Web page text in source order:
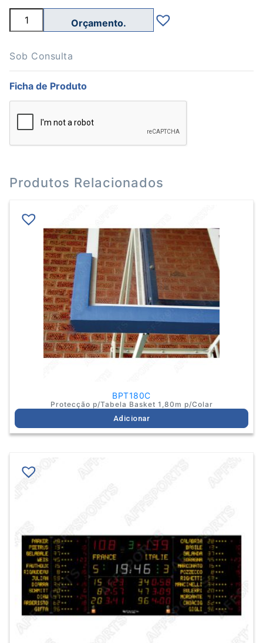
Quantidade
Moldura
para
FIBA
1
Sob Consulta
Ficha de Produto
Produtos Relacionados
BPT180C
Protecção p/Tabela Basket 1,80m p/Colar
Adicionar